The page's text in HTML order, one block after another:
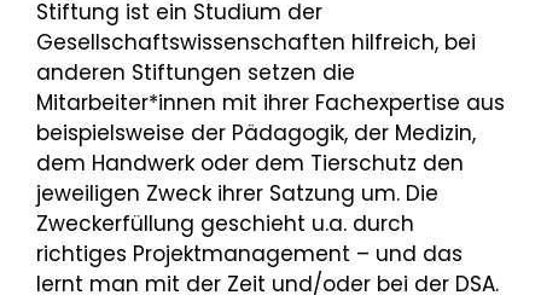
Stiftung ist ein Studium der
Gesellschaftswissenschaften hilfreich, bei
anderen Stiftungen setzen die
Mitarbeiter*innen mit ihrer Fachexpertise aus
beispielsweise der Pädagogik, der Medizin,
dem Handwerk oder dem Tierschutz den
jeweiligen Zweck ihrer Satzung um. Die
Zweckerfüllung geschieht u.a. durch
richtiges Projektmanagement – und das
lernt man mit der Zeit und/oder bei der DSA.